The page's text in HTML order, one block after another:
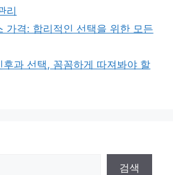
리
가격: 합리적인 선택을 위한 모든
후과 선택, 꼼꼼하게 따져봐야 할
검색